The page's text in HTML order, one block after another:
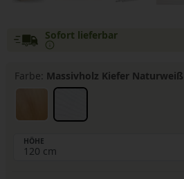
Sofort lieferbar
Farbe: Massivholz Kiefer Naturweiß
HÖHE